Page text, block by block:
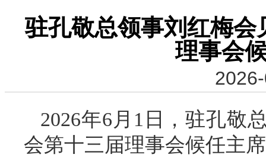
驻孔敬总领事刘红梅
理事会
2026年6月1日，驻孔敬
会第十三届理事会候任主